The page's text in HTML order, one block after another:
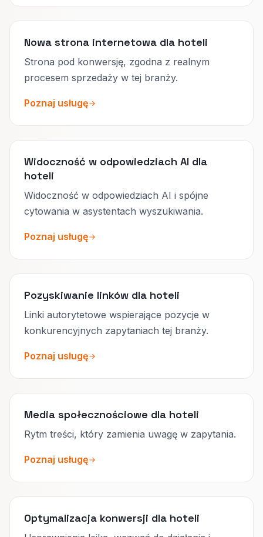
Nowa strona internetowa dla hoteli
Strona pod konwersję, zgodna z realnym
procesem sprzedaży w tej branży.
Poznaj usługę
Widoczność w odpowiedziach AI dla
hoteli
Widoczność w odpowiedziach AI i spójne
cytowania w asystentach wyszukiwania.
Poznaj usługę
Pozyskiwanie linków dla hoteli
Linki autorytetowe wspierające pozycje w
konkurencyjnych zapytaniach tej branży.
Poznaj usługę
Media społecznościowe dla hoteli
Rytm treści, który zamienia uwagę w zapytania.
Poznaj usługę
Optymalizacja konwersji dla hoteli